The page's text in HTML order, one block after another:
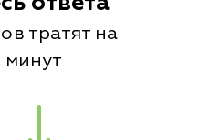
тратят на
минут